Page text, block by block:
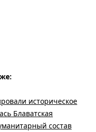
историческое
Блаватская
состав